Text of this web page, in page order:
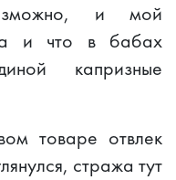
и мой
и что в бабах
капризные
товаре отвлек
стража тут